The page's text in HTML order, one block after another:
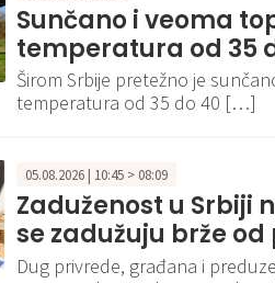
Sunčano i veoma
temperatura od 35
Širom Srbije pretežno je
temperatura od 35 do 40 […]
05.08.2026 | 10:45 > 08:09
Zaduženost u Srbiji
se zadužuju brže
Dug privrede, građana i